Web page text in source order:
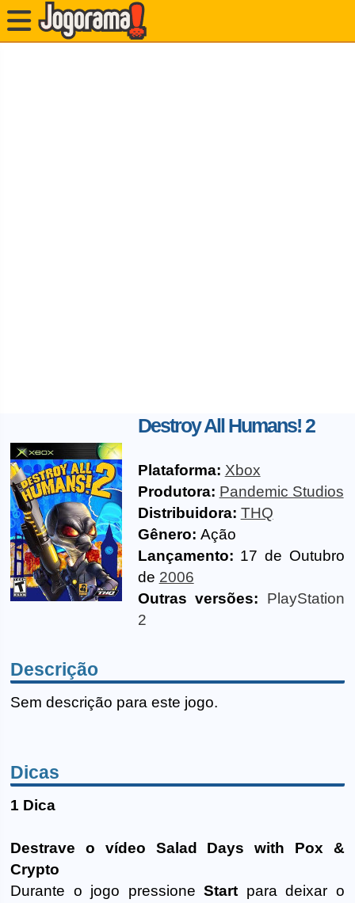
Destroy All Humans! 2
Plataforma: Xbox
Produtora: Pandemic Studios
Distribuidora: THQ
Gênero: Ação
Lançamento: 17 de Outubro
de 2006
Outras versões:
PlayStation
2
Descrição
Sem descrição para este jogo.
Dicas
1 Dica
Destrave o vídeo Salad Days with Pox &
Crypto
Durante o jogo pressioneStart para deixar o